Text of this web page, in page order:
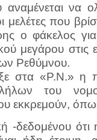
αναμένεται να
που
ο φάκελος
μεγάρου στις
Ρεθύμνου.
στα «Ρ.Ν.» η
του
εκκρεμούν,
-δεδομένου